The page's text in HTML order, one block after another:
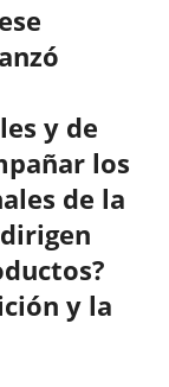
y de
los
de la
y la